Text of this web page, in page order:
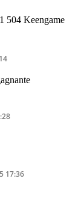
504 Keengame
17:36